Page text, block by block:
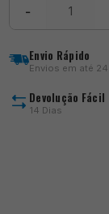
Pellets
−
Envio Rápido
Envios em até
Devolução Fácil
14 Dias